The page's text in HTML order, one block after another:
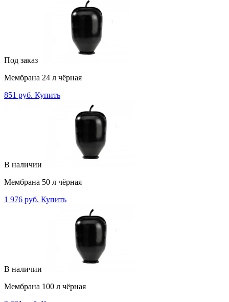
Под заказ
Мембрана 24 л чёрная
851 руб. Купить
В наличии
Мембрана 50 л чёрная
1 976 руб. Купить
В наличии
Мембрана 100 л чёрная